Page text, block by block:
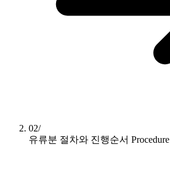
02/
유류분 절차와 진행순서 Procedure